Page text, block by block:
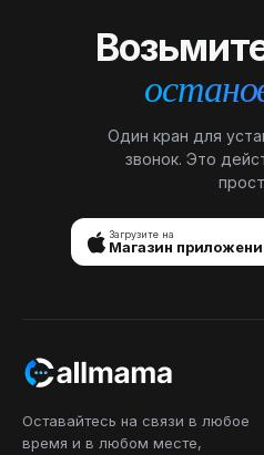
Один кран для
звонок. Это
Загрузите на
Магазин
Оставайтесь на связи в любое
время и в любом месте,